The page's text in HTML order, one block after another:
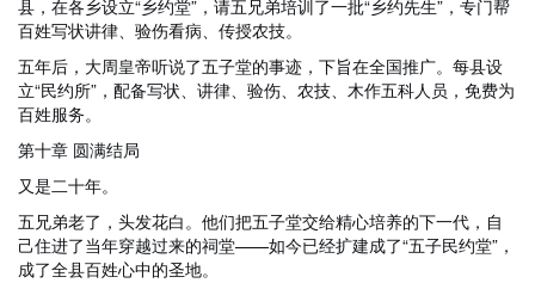
县，在各乡设立“乡约堂”，请五兄弟培训了一批“乡约先生”，专门帮
百姓写状讲律、验伤看病、传授农技。
五年后，大周皇帝听说了五子堂的事迹，下旨在全国推广。每县设
立“民约所”，配备写状、讲律、验伤、农技、木作五科人员，免费为
百姓服务。
第十章 圆满结局
又是二十年。
五兄弟老了，头发花白。他们把五子堂交给精心培养的下一代，自
己住进了当年穿越过来的祠堂——如今已经扩建成了“五子民约堂”，
成了全县百姓心中的圣地。